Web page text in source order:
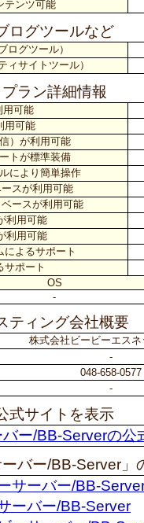
テンツ可能
ログツールなど
ログツール）
ィサイトツール）
プラン詳細情報
用可能
用可能
）が利用可能
トが標準装備
により簡単操作
スが利用可能
ースが利用可能
利用可能
利用可能
によるサポート
サポート
OS
-
ティング会社概要
株式会社ビービーエス
-
048-658-0577
-
式サイトを表示
バー/BB-Serverの公
ーバー/BB-Server」
サーバー/BB-
ーバー/BB-Server